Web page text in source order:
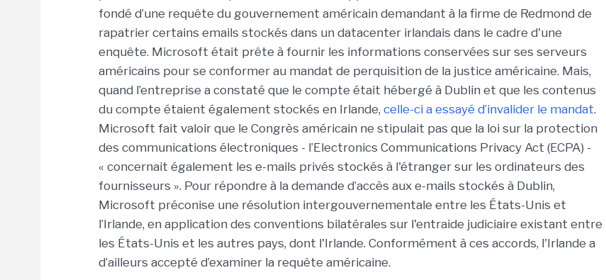
fondé d’une requête du gouvernement américain demandant à la firme de Redmond de
rapatrier certains emails stockés dans un datacenter irlandais dans le cadre d'une
enquête. Microsoft était prête à fournir les informations conservées sur ses serveurs
américains pour se conformer au mandat de perquisition de la justice américaine. Mais,
quand l’entreprise a constaté que le compte était hébergé à Dublin et que les contenus
du compte étaient également stockés en Irlande, celle-ci a essayé d’invalider le mandat.
Microsoft fait valoir que le Congrès américain ne stipulait pas que la loi sur la protection
des communications électroniques - l’Electronics Communications Privacy Act (ECPA) -
« concernait également les e-mails privés stockés à l'étranger sur les ordinateurs des
fournisseurs ». Pour répondre à la demande d’accès aux e-mails stockés à Dublin,
Microsoft préconise une résolution intergouvernementale entre les États-Unis et
l’Irlande, en application des conventions bilatérales sur l'entraide judiciaire existant entre
les États-Unis et les autres pays, dont l'Irlande. Conformément à ces accords, l'Irlande a
d’ailleurs accepté d’examiner la requête américaine.